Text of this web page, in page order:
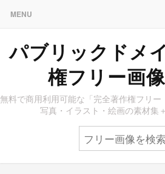
MENU
パブリックドメ
権フリー画
無料で商用利用可能な「完全著作権フリ
写真・イラスト・絵画の素材集